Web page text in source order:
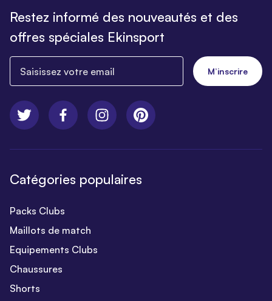
Restez informé des nouveautés et des
offres spéciales Ekinsport
M’inscrire
Catégories populaires
Packs Clubs
Maillots de match
Equipements Clubs
Chaussures
Shorts